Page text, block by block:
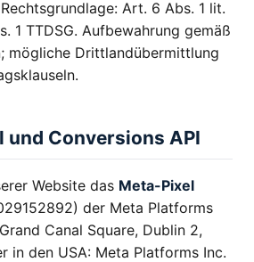
Art. 6 Abs. 1 lit.
1 TTDSG. Aufbewahrung gemäß
mögliche Drittlandübermittlung
und Conversions API
Website das Meta-Pixel
der Meta Platforms
Canal Square, Dublin 2,
in den USA: Meta Platforms Inc.